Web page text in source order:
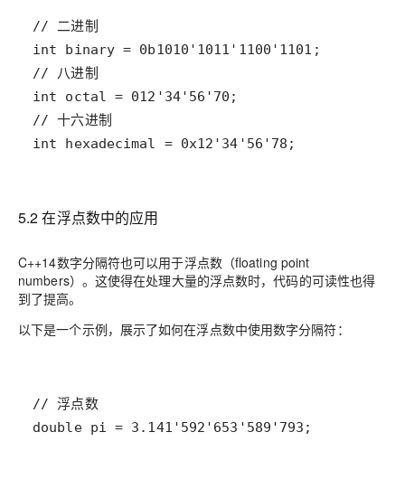
int hexadecimal = 0x12'34'56'78;
5.2 在浮点数中的应用
C++14数字分隔符也可以用于浮点数（floating point
numbers）。这使得在处理大量的浮点数时，代码的可读性也得
到了提高。
以下是一个示例，展示了如何在浮点数中使用数字分隔符：
// 浮点数
double pi = 3.141'592'653'589'793;